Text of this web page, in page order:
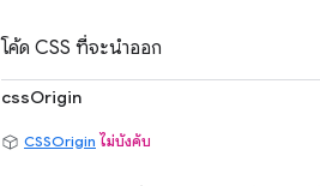
โค้ด CSS ที่จะนำออก
cssOrigin
CSSOrigin ไม่บังคับ